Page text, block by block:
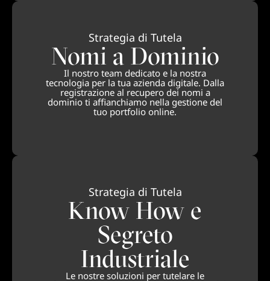
Strategia di Tutela
Nomi a Dominio
Il nostro team dedicato e la nostra
tecnologia per la tua azienda digitale. Dalla
registrazione al recupero dei nomi a
dominio ti affianchiamo nella gestione del
tuo portfolio online.
Strategia di Tutela
Know How e
Segreto
Industriale
Le nostre soluzioni per tutelare le